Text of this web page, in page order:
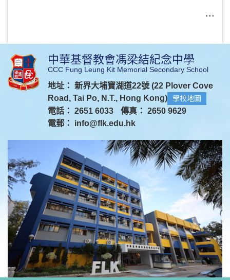
...
中華基督教會馮梁結紀念中學
CCC Fung Leung Kit Memorial Secondary School
地址： 新界大埔寶湖道22號 (22 Plover Cove
Road, Tai Po, N.T., Hong Kong)
學校地圖
電話： 2651 6033
傳真： 2650 9629
電郵： info@flk.edu.hk